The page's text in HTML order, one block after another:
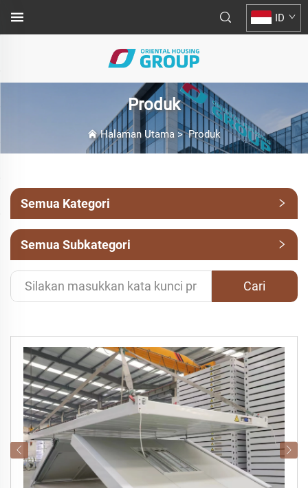
ID
Produk
Halaman Utama >Produk
Semua Kategori
Semua Subkategori
Cari